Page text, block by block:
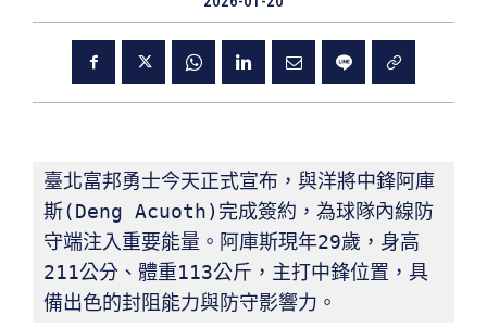
臺北富邦勇士今天正式宣布，與洋將中鋒阿庫
斯(Deng Acuoth)完成簽約，為球隊內線防
守端注入重要能量。阿庫斯現年29歲，身高
211公分、體重113公斤，主打中鋒位置，具
備出色的封阻能力與防守影響力。